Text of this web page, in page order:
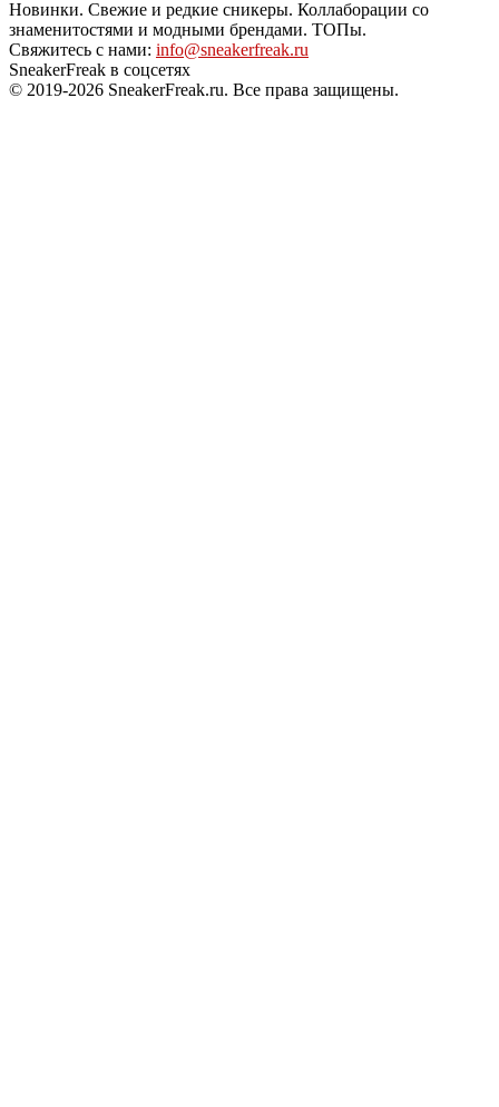
Новинки. Свежие и редкие сникеры. Коллаборации со
знаменитостями и модными брендами. ТОПы.
Свяжитесь с нами: info@sneakerfreak.ru
SneakerFreak в соцсетях
© 2019-2026 SneakerFreak.ru. Все права защищены.